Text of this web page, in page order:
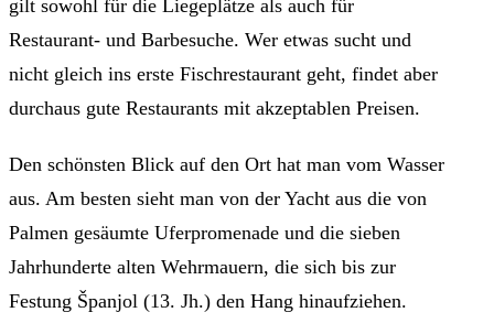
gilt sowohl für die Liegeplätze als auch für
Restaurant- und Barbesuche. Wer etwas sucht und
nicht gleich ins erste Fischrestaurant geht, findet aber
durchaus gute Restaurants mit akzeptablen Preisen.
Den schönsten Blick auf den Ort hat man vom Wasser
aus. Am besten sieht man von der Yacht aus die von
Palmen gesäumte Uferpromenade und die sieben
Jahrhunderte alten Wehrmauern, die sich bis zur
Festung Španjol (13. Jh.) den Hang hinaufziehen.